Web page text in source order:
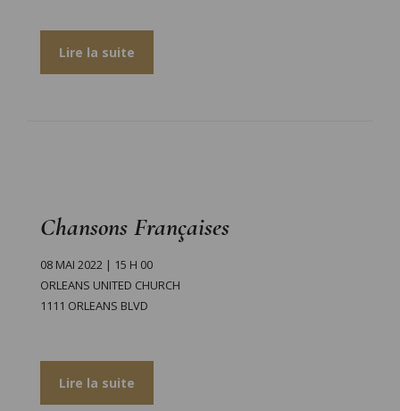
Lire la suite
Chansons Françaises
08 MAI 2022 | 15 H 00
ORLEANS UNITED CHURCH
1111 ORLEANS BLVD
Lire la suite